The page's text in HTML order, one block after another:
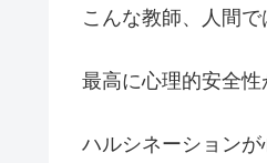
こんな教師、人間
最高に心理的安全性
ハルシネーション